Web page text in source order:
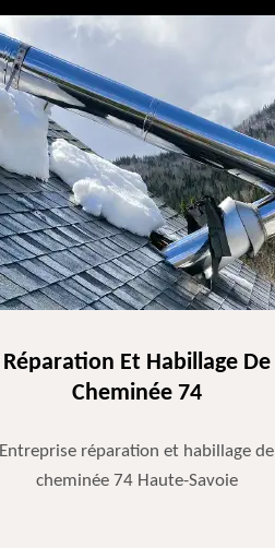
Réparation Et Habillage De
Cheminée 74
Entreprise réparation et habillage de
cheminée 74 Haute-Savoie